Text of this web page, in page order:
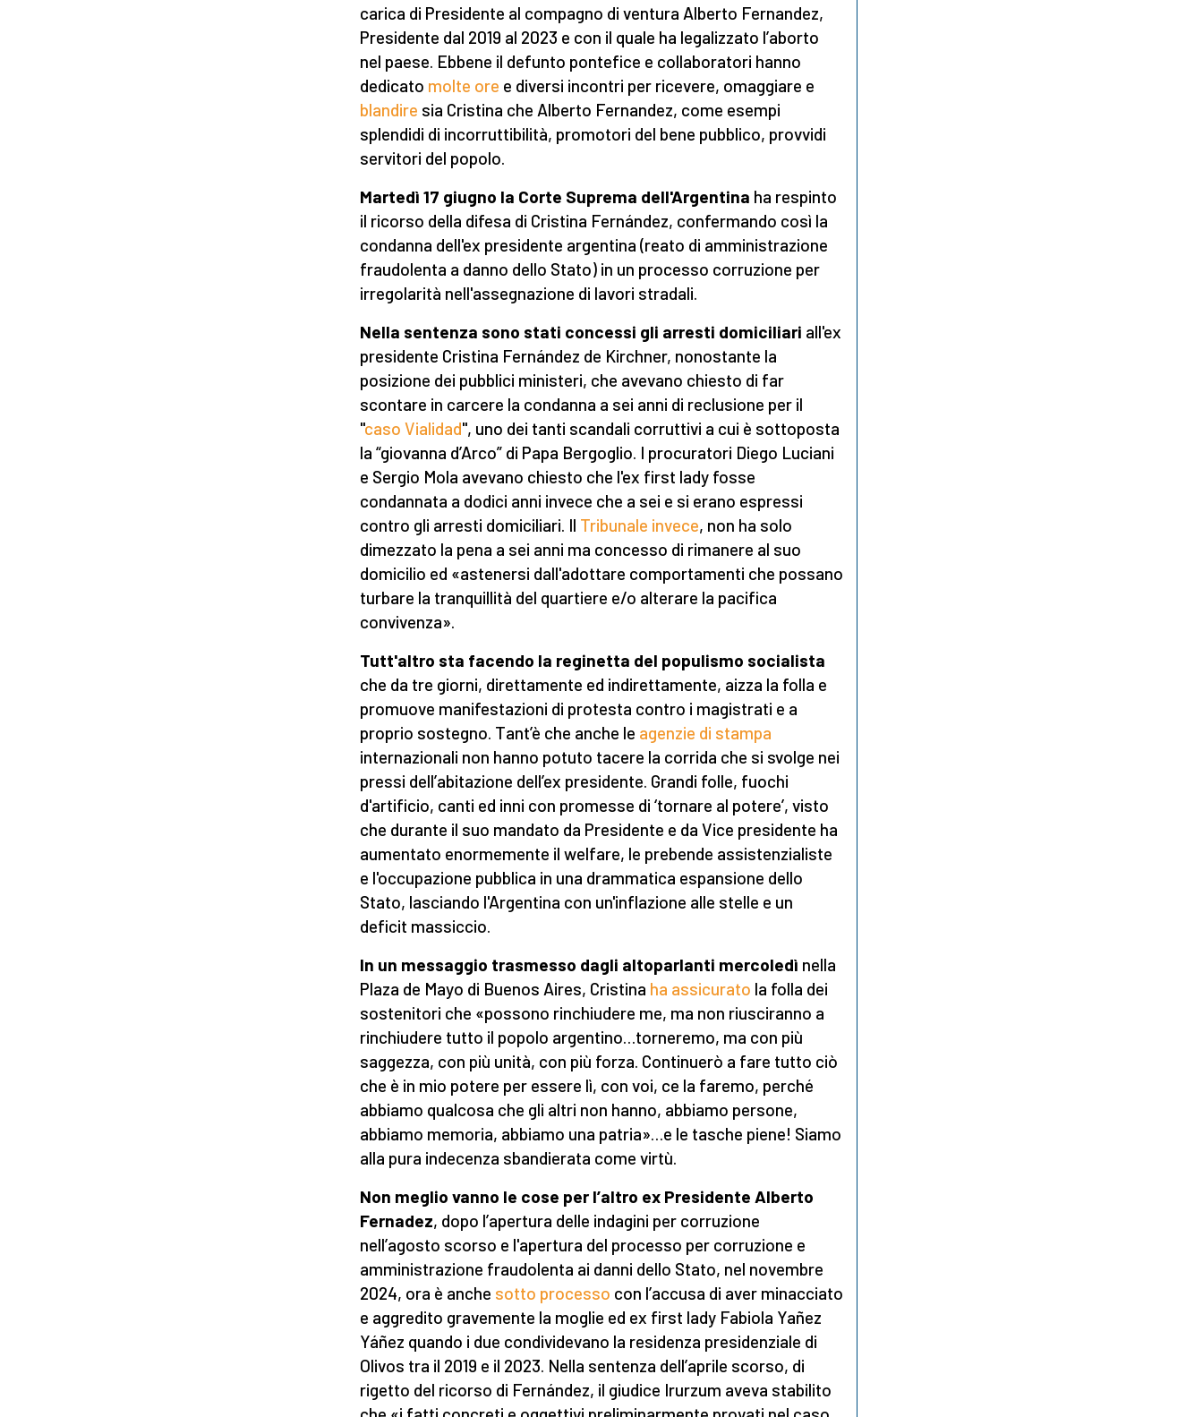
carica di Presidente al compagno di ventura Alberto Fernandez,
Presidente dal 2019 al 2023 e con il quale ha legalizzato l’aborto
nel paese. Ebbene il defunto pontefice e collaboratori hanno
dedicato molte ore e diversi incontri per ricevere, omaggiare e
blandire sia Cristina che Alberto Fernandez, come esempi
splendidi di incorruttibilità, promotori del bene pubblico, provvidi
servitori del popolo.
Martedì 17 giugno la Corte Suprema dell'Argentina ha respinto
il ricorso della difesa di Cristina Fernández, confermando così la
condanna dell'ex presidente argentina (reato di amministrazione
fraudolenta a danno dello Stato) in un processo corruzione per
irregolarità nell'assegnazione di lavori stradali.
Nella sentenza sono stati concessi gli arresti domiciliari all'ex
presidente Cristina Fernández de Kirchner, nonostante la
posizione dei pubblici ministeri, che avevano chiesto di far
scontare in carcere la condanna a sei anni di reclusione per il
"caso Vialidad", uno dei tanti scandali corruttivi a cui è sottoposta
la “giovanna d’Arco” di Papa Bergoglio. I procuratori Diego Luciani
e Sergio Mola avevano chiesto che l'ex first lady fosse
condannata a dodici anni invece che a sei e si erano espressi
contro gli arresti domiciliari. Il Tribunale invece, non ha solo
dimezzato la pena a sei anni ma concesso di rimanere al suo
domicilio ed «astenersi dall'adottare comportamenti che possano
turbare la tranquillità del quartiere e/o alterare la pacifica
convivenza».
Tutt'altro sta facendo la reginetta del populismo socialista
che da tre giorni, direttamente ed indirettamente, aizza la folla e
promuove manifestazioni di protesta contro i magistrati e a
proprio sostegno. Tant’è che anche le agenzie di stampa
internazionali non hanno potuto tacere la corrida che si svolge nei
pressi dell’abitazione dell’ex presidente. Grandi folle, fuochi
d'artificio, canti ed inni con promesse di ‘tornare al potere’, visto
che durante il suo mandato da Presidente e da Vice presidente ha
aumentato enormemente il welfare, le prebende assistenzialiste
e l'occupazione pubblica in una drammatica espansione dello
Stato, lasciando l'Argentina con un'inflazione alle stelle e un
deficit massiccio.
In un messaggio trasmesso dagli altoparlanti mercoledì nella
Plaza de Mayo di Buenos Aires, Cristina ha assicurato la folla dei
sostenitori che «possono rinchiudere me, ma non riusciranno a
rinchiudere tutto il popolo argentino…torneremo, ma con più
saggezza, con più unità, con più forza. Continuerò a fare tutto ciò
che è in mio potere per essere lì, con voi, ce la faremo, perché
abbiamo qualcosa che gli altri non hanno, abbiamo persone,
abbiamo memoria, abbiamo una patria»…e le tasche piene! Siamo
alla pura indecenza sbandierata come virtù.
Non meglio vanno le cose per l’altro ex Presidente Alberto
Fernadez, dopo l’apertura delle indagini per corruzione
nell’agosto scorso e l'apertura del processo per corruzione e
amministrazione fraudolenta ai danni dello Stato, nel novembre
2024, ora è anche sotto processo con l’accusa di aver minacciato
e aggredito gravemente la moglie ed ex first lady Fabiola Yañez
Yáñez quando i due condividevano la residenza presidenziale di
Olivos tra il 2019 e il 2023. Nella sentenza dell’aprile scorso, di
rigetto del ricorso di Fernández, il giudice Irurzum aveva stabilito